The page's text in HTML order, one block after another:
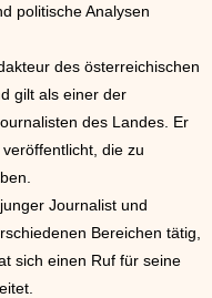
politische Analysen
des österreichischen
gilt als einer der
des Landes. Er
die zu
Journalist und
Bereichen tätig,
sich einen Ruf für seine